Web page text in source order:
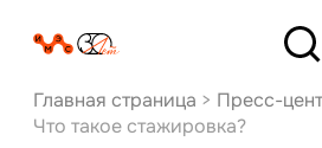
Главная страница > Пресс-
Что такое стажировка?